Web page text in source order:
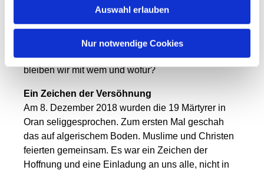
Auswahl erlauben
Nur notwendige Cookies
Haltung. Sie wussten um die Gefahr, doch sie
entschieden sich für das Leben mit den Menschen,
denen sie sich verbunden fühlten.
Ihre bleibende Frage an uns heute lautet: Wo
bleiben wir mit wem und wofür?
Ein Zeichen der Versöhnung
Am 8. Dezember 2018 wurden die 19 Märtyrer in
Oran seliggesprochen. Zum ersten Mal geschah
das auf algerischem Boden. Muslime und Christen
feierten gemeinsam. Es war ein Zeichen der
Hoffnung und eine Einladung an uns alle, nicht in